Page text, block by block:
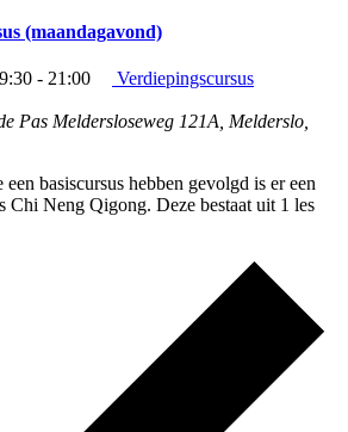
(maandagavond)
- 21:00
Verdiepingscursus
Pas Meldersloseweg 121A, Melderslo,
basiscursus hebben gevolgd is er een
Chi Neng Qigong. Deze bestaat uit 1 les